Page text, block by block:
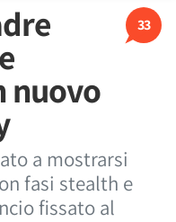
33
nuovo
a mostrarsi
fasi stealth e
fissato al